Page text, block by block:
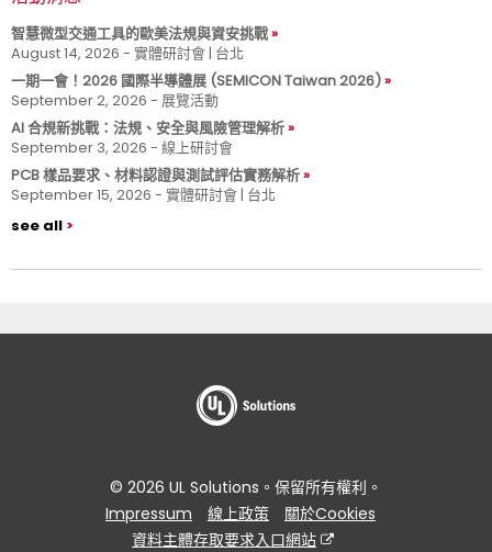
智慧微型交通工具的歐美法規與資安挑戰
August 14, 2026 - 實體研討會 | 台北
一期一會！2026 國際半導體展 (SEMICON Taiwan 2026)
September 2, 2026 - 展覽活動
AI 合規新挑戰：法規、安全與風險管理解析
September 3, 2026 - 線上研討會
PCB 樣品要求、材料認證與測試評估實務解析
September 15, 2026 - 實體研討會 | 台北
see all
© 2026 UL Solutions。保留所有權利。
Impressum
線上政策
關於Cookies
資料主體存取要求入口網站